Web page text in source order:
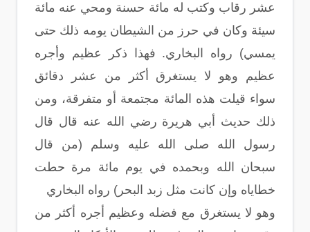
عشر رقاب وكتب له مائة حسنة ومحي عنه مائة
سيئة وكان في حرز من الشيطان يومه ذلك حتى
يمسي) رواه البخاري. فهذا ذكر عظيم وأجره
عظيم وهو لا يستغرق أكثر من عشر دقائق
سواء قيلت هذه المائة مجتمعة أو متفرقة، ومن
ذلك حديث أبي هريرة رضي الله عنه قال قال
رسول الله صلى الله عليه وسلم (من قال
سبحان الله وبحمده في يوم مائة مرة حطت
خطاياه وإن كانت مثل زبد البحر) رواه البخاري
وهو لا يستغرق مع فضله وعظيم أجره أكثر من